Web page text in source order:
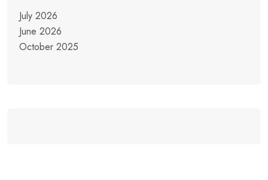
July 2026
June 2026
October 2025